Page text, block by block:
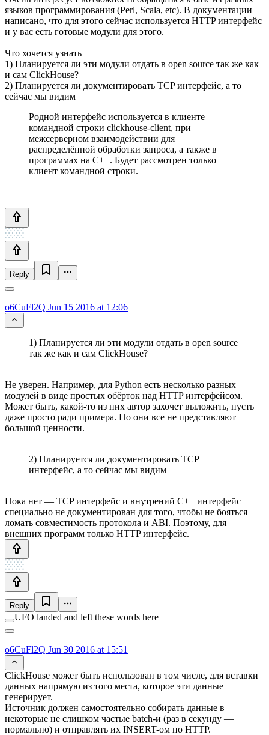
языков программирования (Perl, Scala, etc). В документации
написано, что для этого сейчас используется HTTP интерфейс
и у вас есть готовые модули для этого.
Что хочется узнать
1) Планируется ли эти модули отдать в open source так же как
и сам ClickHouse?
2) Планируется ли документировать TCP интерфейс, а то
сейчас мы видим
Родной интерфейс используется в клиенте
командной строки clickhouse-client, при
межсерверном взаимодействии для
распределённой обработки запроса, а также в
программах на C++. Будет рассмотрен только
клиент командной строки.
Reply
o6CuFl2Q Jun 15 2016 at 12:06
1) Планируется ли эти модули отдать в open source
так же как и сам ClickHouse?
Не уверен. Например, для Python есть несколько разных
модулей в виде простых обёрток над HTTP интерфейсом.
Может быть, какой-то из них автор захочет выложить, пусть
даже просто ради примера. Но они все не представляют
большой ценности.
2) Планируется ли документировать TCP
интерфейс, а то сейчас мы видим
Пока нет — TCP интерфейс и внутрений C++ интерфейс
специально не документирован для того, чтобы не бояться
ломать совместимость протокола и ABI. Поэтому, для
внешних программ только HTTP интерфейс.
Reply
UFO landed and left these words here
o6CuFl2Q Jun 30 2016 at 15:51
ClickHouse может быть использован в том числе, для вставки
данных напрямую из того места, которое эти данные
генерирует.
Источник должен самостоятельно собирать данные в
некоторые не слишком частые batch-и (раз в секунду —
нормально) и отправлять их INSERT-ом по HTTP.